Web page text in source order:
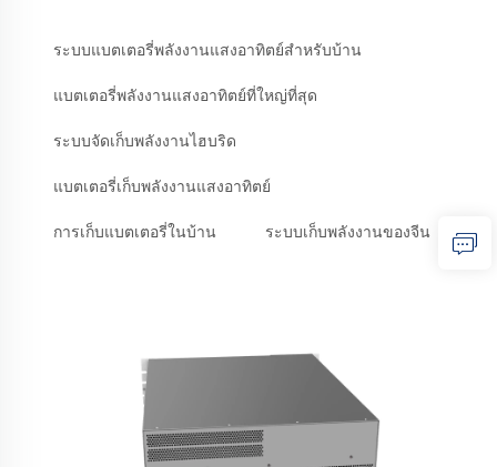
ระบบแบตเตอรี่พลังงานแสงอาทิตย์สำหรับบ้าน
แบตเตอรี่พลังงานแสงอาทิตย์ที่ใหญ่ที่สุด
ระบบจัดเก็บพลังงานไฮบริด
แบตเตอรี่เก็บพลังงานแสงอาทิตย์
การเก็บแบตเตอรี่ในบ้าน ระบบเก็บพลังงานของจีน